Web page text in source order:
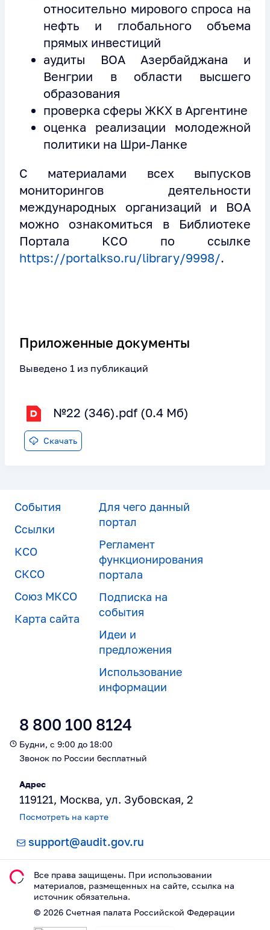
относительно мирового спроса на
нефть и глобального объема
прямых инвестиций
аудиты ВОА Азербайджана и
Венгрии в области высшего
образования
проверка сферы ЖКХ в Аргентине
оценка реализации молодежной
политики на Шри-Ланке
С материалами всех выпусков
мониторингов деятельности
международных организаций и ВОА
можно ознакомиться в Библиотеке
Портала КСО по ссылке
https://portalkso.ru/library/9998/.
Приложенные документы
Выведено 1 из публикаций
№22 (346).pdf (0.4 Мб)
Скачать
События
Ссылки
КСО
СКСО
Союз МКСО
Карта сайта
Для чего данный
портал
Регламент
функционирования
портала
Подписка на
события
Идеи и
предложения
Использование
информации
8 800 100 8124
Будни, с 9:00 до 18:00
Звонок по России бесплатный
Адрес
119121, Москва, ул. Зубовская, 2
Посмотреть на карте
support@audit.gov.ru
Все права защищены. При использовании
материалов, размещeнных на сайте, ссылка на
источник обязательна.
© 2026 Счетная палата Российской Федерации